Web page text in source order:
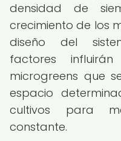
densidad de
crecimiento de los
diseño del
factores
microgreens que
espacio
cultivos para
constante.